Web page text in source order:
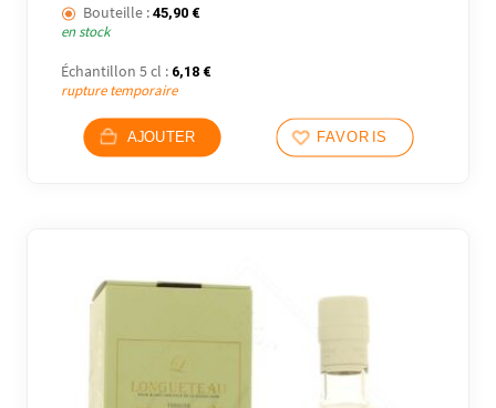
Bouteille : 45,90 €
en stock
Échantillon 5 cl : 6,18 €
rupture temporaire
AJOUTER FAVORIS